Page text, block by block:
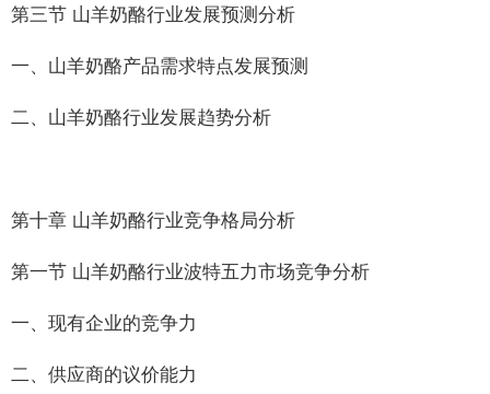
第三节 山羊奶酪行业发展预测分析
一、山羊奶酪产品需求特点发展预测
二、山羊奶酪行业发展趋势分析
第十章 山羊奶酪行业竞争格局分析
第一节 山羊奶酪行业波特五力市场竞争分析
一、现有企业的竞争力
二、供应商的议价能力